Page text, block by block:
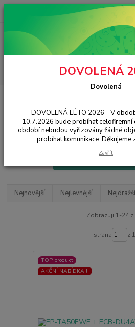
Chat / Online podpora - 24/7
Datové a nabíjecí
microUSB
Nejnovější Nejlevnější Nejdražší
Zobrazuji 1-24 z
strana z 1
TOP produkt
AKČNÍ NABÍDKA!!!
DOVOLENÁ
Dovolená
DOVOLENÁ LÉTO 2026 - V
10.7.2026 bude probíhat celofiremní
období nebudou vyřizovány žádné
probíhat komunikace. Děkujeme
Zavřít